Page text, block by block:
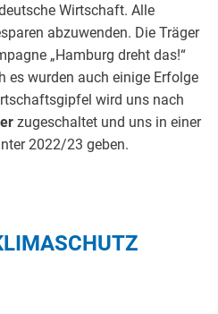
Wirtschaft. Alle
abzuwenden. Die Träger
„Hamburg dreht das!“
es wurden auch einige Erfolge
wird uns nach
zugeschaltet und uns in einer
2022/23 geben.